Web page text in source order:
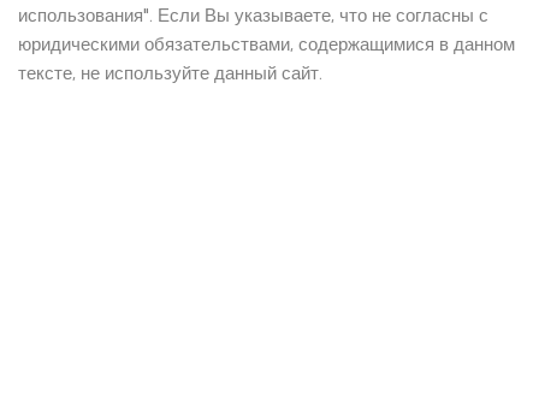
использования". Если Вы указываете, что не согласны с
юридическими обязательствами, содержащимися в данном
тексте, не используйте данный сайт.